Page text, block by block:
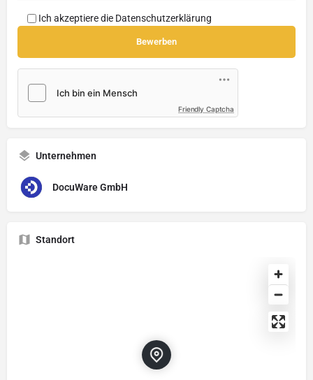
Ich akzeptiere die Datenschutzerklärung
Friendly Captcha
Unternehmen
DocuWare GmbH
Standort